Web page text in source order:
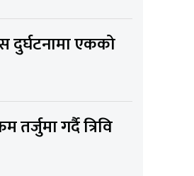
दुर्घटनामा एकको
तर्जुमा गर्दै त्रिवि